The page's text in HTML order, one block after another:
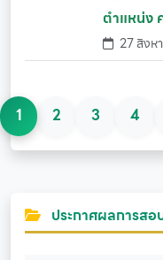
ตำแหน่ง
27 สิงห
1 2 3 4
ประกาศผลการสอ